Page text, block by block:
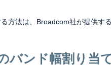
方法は、Broadcom社が提供す
バンド幅割り当